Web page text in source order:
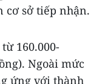
cơ sở tiếp nhận.
160.000-
Ngoài mức
ứng với thành